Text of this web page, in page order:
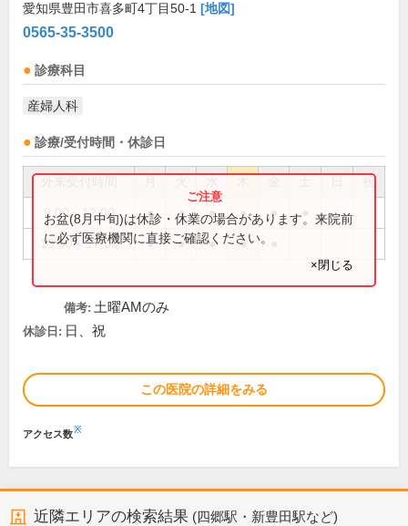
愛知県豊田市喜多町4丁目50-1 [地図]
0565-35-3500
診療科目
産婦人科
診療/受付時間・休診日
祝
9:00～12:00 ● ● ● ● ●
13:00～17:00 ● ● ● ●
お盆(8月中旬)は休診・休業の場合があります。来院前
に必ず医療機関に直接ご確認ください。
×閉じる
備考: 土曜AMのみ
休診日: 日、祝
この医院の詳細をみる
アクセス数※
近隣エリアの検索結果 (四郷駅・新豊田駅など)